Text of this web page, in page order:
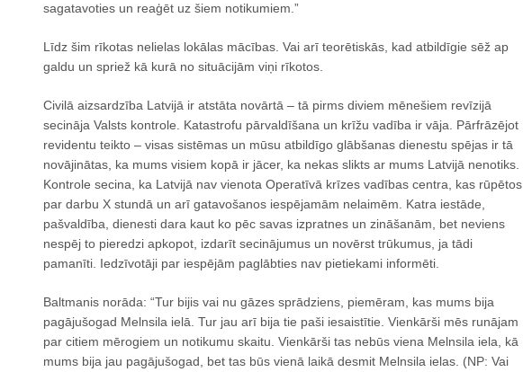
sagatavoties un reaģēt uz šiem notikumiem.”
Līdz šim rīkotas nelielas lokālas mācības. Vai arī teorētiskās, kad atbildīgie sēž ap
galdu un spriež kā kurā no situācijām viņi rīkotos.
Civilā aizsardzība Latvijā ir atstāta novārtā – tā pirms diviem mēnešiem revīzijā
secināja Valsts kontrole. Katastrofu pārvaldīšana un krīžu vadība ir vāja. Pārfrāzējot
revidentu teikto – visas sistēmas un mūsu atbildīgo glābšanas dienestu spējas ir tā
novājinātas, ka mums visiem kopā ir jācer, ka nekas slikts ar mums Latvijā nenotiks.
Kontrole secina, ka Latvijā nav vienota Operatīvā krīzes vadības centra, kas rūpētos
par darbu X stundā un arī gatavošanos iespējamām nelaimēm. Katra iestāde,
pašvaldība, dienesti dara kaut ko pēc savas izpratnes un zināšanām, bet neviens
nespēj to pieredzi apkopot, izdarīt secinājumus un novērst trūkumus, ja tādi
pamanīti. Iedzīvotāji par iespējām paglābties nav pietiekami informēti.
Baltmanis norāda: “Tur bijis vai nu gāzes sprādziens, piemēram, kas mums bija
pagājušogad Melnsila ielā. Tur jau arī bija tie paši iesaistītie. Vienkārši mēs runājam
par citiem mērogiem un notikumu skaitu. Vienkārši tas nebūs viena Melnsila iela, kā
mums bija jau pagājušogad, bet tas būs vienā laikā desmit Melnsila ielas. (NP: Vai